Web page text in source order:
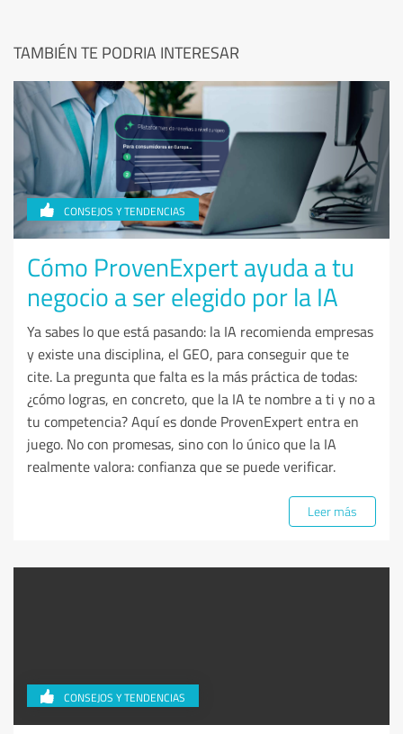
TAMBIÉN TE PODRIA INTERESAR
CONSEJOS Y TENDENCIAS
Cómo ProvenExpert ayuda a tu
negocio a ser elegido por la IA
Ya sabes lo que está pasando: la IA recomienda empresas
y existe una disciplina, el GEO, para conseguir que te
cite. La pregunta que falta es la más práctica de todas:
¿cómo logras, en concreto, que la IA te nombre a ti y no a
tu competencia? Aquí es donde ProvenExpert entra en
juego. No con promesas, sino con lo único que la IA
realmente valora: confianza que se puede verificar.
Leer más
CONSEJOS Y TENDENCIAS